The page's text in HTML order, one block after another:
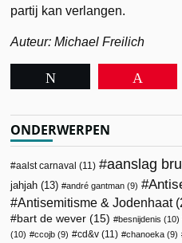
partij kan verlangen.
Auteur: Michael Freilich
ONDERWERPEN
aalst carnaval (11) aanslag
jahjah (13) andré gantman (9)
Antisemitisme & Jodenhaat
bart de wever (15) besnijdenis (10)
(10)
ccojb (9) cd&v (11) chanoeka (9)